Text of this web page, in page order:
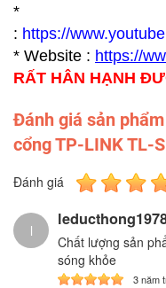
*
: https://
* Website : https://
RẤT HÂN HẠNH
Đánh giá sản
cổng TP-LINK TL-
Đánh giá
l
Chất lượng sản
sóng khỏe
3 năm